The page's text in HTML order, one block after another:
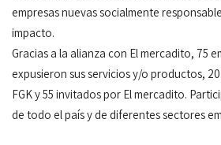
empresas nuevas socialmente
impacto.
Gracias a la alianza con El mercadito, 75
expusieron sus servicios y/o productos,
FGK y 55 invitados por El mercadito.
de todo el país y de diferentes sectores